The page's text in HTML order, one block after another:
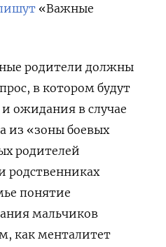
«Важные
родители должны
в котором будут
ожидания в случае
из «зоны боевых
родителей
родственниках
понятие
мальчиков
как менталитет